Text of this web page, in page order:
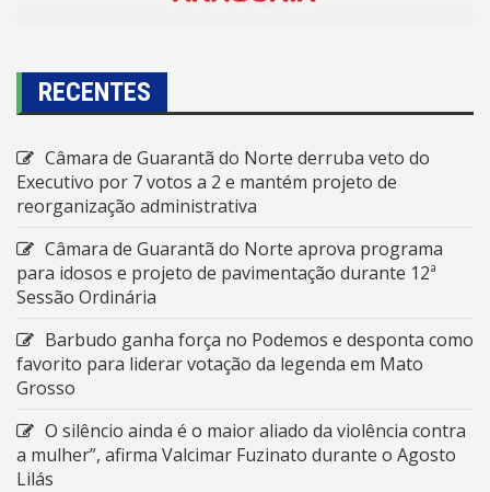
RECENTES
Câmara de Guarantã do Norte derruba veto do
Executivo por 7 votos a 2 e mantém projeto de
reorganização administrativa
Câmara de Guarantã do Norte aprova programa
para idosos e projeto de pavimentação durante 12ª
Sessão Ordinária
Barbudo ganha força no Podemos e desponta como
favorito para liderar votação da legenda em Mato
Grosso
O silêncio ainda é o maior aliado da violência contra
a mulher”, afirma Valcimar Fuzinato durante o Agosto
Lilás